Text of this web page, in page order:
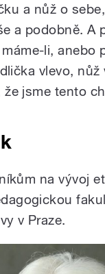
a nůž o
a podobně. A
li, anebo
vlevo,
jsme tento
na vývoj
v Praze.